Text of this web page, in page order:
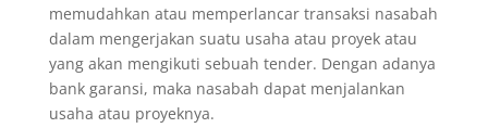
memudahkan atau memperlancar transaksi nasabah
dalam mengerjakan suatu usaha atau proyek atau
yang akan mengikuti sebuah tender. Dengan adanya
bank garansi, maka nasabah dapat menjalankan
usaha atau proyeknya.